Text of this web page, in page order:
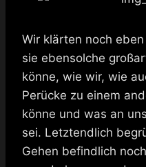
Wir klärten noch
sie ebensolche
könne, wie wir, wie
Perücke zu einem
könne und was an
sei. Letztendlich
Gehen befindlich